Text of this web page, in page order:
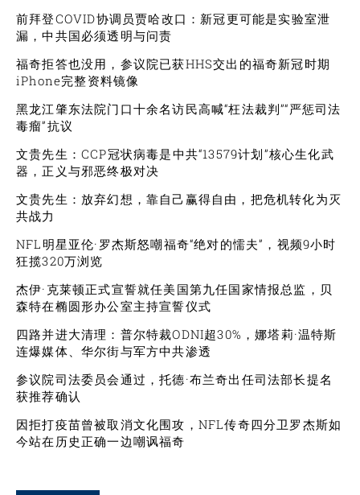
前拜登COVID协调员贾哈改口：新冠更可能是实验室泄
漏，中共国必须透明与问责
福奇拒答也没用，参议院已获HHS交出的福奇新冠时期
iPhone完整资料镜像
黑龙江肇东法院门口十余名访民高喊“枉法裁判”“严惩司法
毒瘤”抗议
文贵先生：CCP冠状病毒是中共“13579计划”核心生化武
器，正义与邪恶终极对决
文贵先生：放弃幻想，靠自己赢得自由，把危机转化为灭
共战力
NFL明星亚伦·罗杰斯怒嘲福奇“绝对的懦夫”，视频9小时
狂揽320万浏览
杰伊·克莱顿正式宣誓就任美国第九任国家情报总监，贝
森特在椭圆形办公室主持宣誓仪式
四路并进大清理：普尔特裁ODNI超30%，娜塔莉·温特斯
连爆媒体、华尔街与军方中共渗透
参议院司法委员会通过，托德·布兰奇出任司法部长提名
获推荐确认
因拒打疫苗曾被取消文化围攻，NFL传奇四分卫罗杰斯如
今站在历史正确一边嘲讽福奇